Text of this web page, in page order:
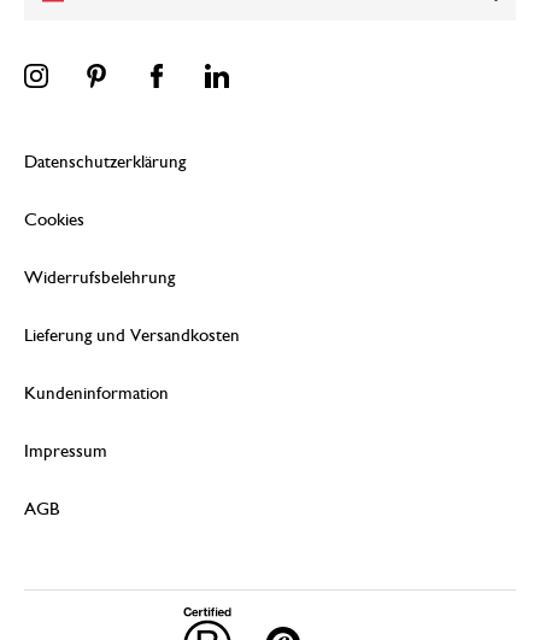
Datenschutzerklärung
Cookies
Widerrufsbelehrung
Lieferung und Versandkosten
Kundeninformation
Impressum
AGB